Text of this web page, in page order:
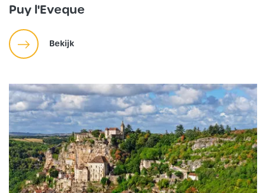
Puy l'Eveque
Bekijk